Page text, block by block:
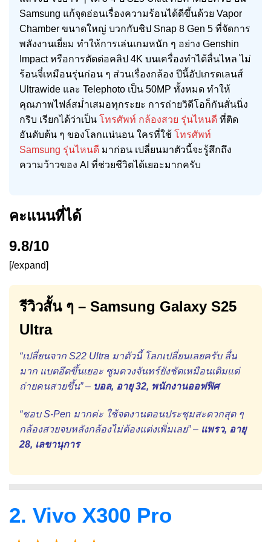
Samsung แก้จุดอ่อนเรื่องความร้อนได้ดีขึ้นด้วย Vapor
Chamber ขนาดใหญ่ บวกกับชิป Snap 8 Gen 5 ที่จัดการ
พลังงานเยี่ยม ทำให้การเล่นเกมหนัก ๆ อย่าง Genshin
Impact หรือการตัดต่อคลิป 4K บนเครื่องทำได้ลื่นไหล ไม่
ร้อนจี๋เหมือนรุ่นก่อน ๆ ส่วนเรื่องกล้อง ปีนี้อัปเกรดเลนส์
Ultrawide และ Telephoto เป็น 50MP ทั้งหมด ทำให้
คุณภาพไฟล์สม่ำเสมอทุกระยะ การถ่ายวิดีโอก็กันสั่นนิ่ง
กริบ เรียกได้ว่าเป็น โทรศัพท์ กล้องสวย รุ่นไหนดี ที่ติด
อันดับต้น ๆ ของโลกแน่นอน ใครที่ใช้ โทรศัพท์
Samsung รุ่นไหนดี มาก่อน เปลี่ยนมาตัวนี้จะรู้สึกถึง
ความว้าวของ AI ที่ช่วยชีวิตได้เยอะมากครับ
คะแนนที่ได้
9.8/10
[/expand]
รีวิวสั้น ๆ – Samsung Galaxy S25
Ultra
“เปลี่ยนจาก S22 Ultra มาตัวนี้ โลกเปลี่ยนเลยครับ ลื่น
มาก แบตอึดขึ้นเยอะ ซูมดวงจันทร์ยังชัดเหมือนเดิมแต่
ถ่ายคนสวยขึ้น” – บอล, อายุ 32, พนักงานออฟฟิศ
“ชอบ S-Pen มากค่ะ ใช้จดงานตอนประชุมสะดวกสุด ๆ
กล้องสวยจบหลังกล้องไม่ต้องแต่งเพิ่มเลย” – แพรว, อายุ
28, เลขานุการ
2. Vivo X300 Pro